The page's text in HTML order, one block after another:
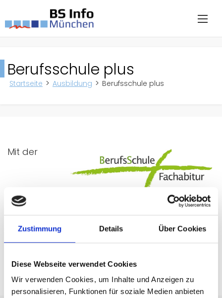
Zustimmung Details Über Cookies
Diese Webseite verwendet Cookies
Wir verwenden Cookies, um Inhalte und Anzeigen zu
personalisieren, Funktionen für soziale Medien anbieten
Berufsschule plus
Startseite Ausbildung Berufsschule plus
Mit der
Zusatzqualifikationen "Berufsschule plus" bietet
die Stadt München an, parallel zur Ausbildung
die Fachhochschulreife zur erwerben.
Weitere Informationen finden Sie auf der
Website derBS Fertigungstechnikbzw. in